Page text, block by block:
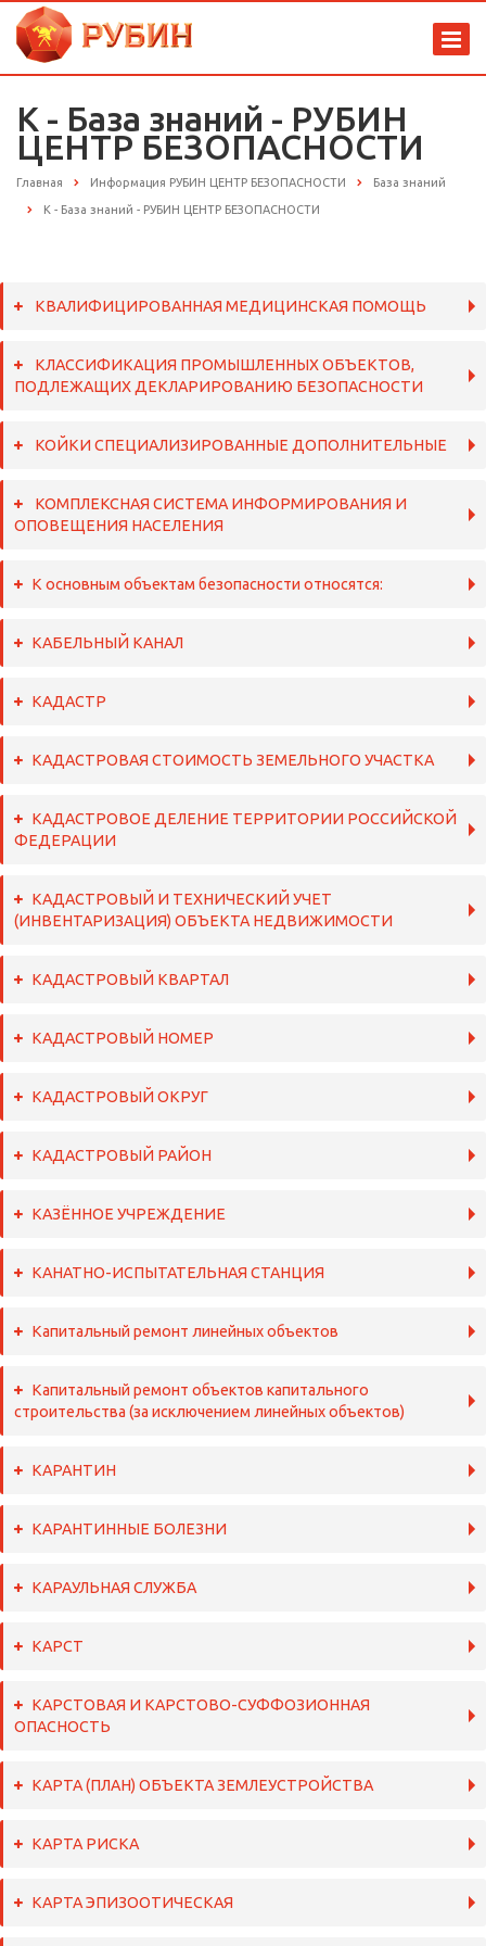
К - База знаний - РУБИН
ЦЕНТР БЕЗОПАСНОСТИ
Главная Информация РУБИН ЦЕНТР БЕЗОПАСНОСТИ База знаний
К - База знаний - РУБИН ЦЕНТР БЕЗОПАСНОСТИ
КВАЛИФИЦИРОВАННАЯ МЕДИЦИНСКАЯ ПОМОЩЬ
КЛАССИФИКАЦИЯ ПРОМЫШЛЕННЫХ ОБЪЕКТОВ,
ПОДЛЕЖАЩИХ ДЕКЛАРИРОВАНИЮ БЕЗОПАСНОСТИ
КОЙКИ СПЕЦИАЛИЗИРОВАННЫЕ ДОПОЛНИТЕЛЬНЫЕ
КОМПЛЕКСНАЯ СИСТЕМА ИНФОРМИРОВАНИЯ И
ОПОВЕЩЕНИЯ НАСЕЛЕНИЯ
К основным объектам безопасности относятся:
КАБЕЛЬНЫЙ КАНАЛ
КАДАСТР
КАДАСТРОВАЯ СТОИМОСТЬ ЗЕМЕЛЬНОГО УЧАСТКА
КАДАСТРОВОЕ ДЕЛЕНИЕ ТЕРРИТОРИИ РОССИЙСКОЙ
ФЕДЕРАЦИИ
КАДАСТРОВЫЙ И ТЕХНИЧЕСКИЙ УЧЕТ
(ИНВЕНТАРИЗАЦИЯ) ОБЪЕКТА НЕДВИЖИМОСТИ
КАДАСТРОВЫЙ КВАРТАЛ
КАДАСТРОВЫЙ НОМЕР
КАДАСТРОВЫЙ ОКРУГ
КАДАСТРОВЫЙ РАЙОН
КАЗЁННОЕ УЧРЕЖДЕНИЕ
КАНАТНО-ИСПЫТАТЕЛЬНАЯ СТАНЦИЯ
Капитальный ремонт линейных объектов
Капитальный ремонт объектов капитального
строительства (за исключением линейных объектов)
КАРАНТИН
КАРАНТИННЫЕ БОЛЕЗНИ
КАРАУЛЬНАЯ СЛУЖБА
КАРСТ
КАРСТОВАЯ И КАРСТОВО-СУФФОЗИОННАЯ
ОПАСНОСТЬ
КАРТА (ПЛАН) ОБЪЕКТА ЗЕМЛЕУСТРОЙСТВА
КАРТА РИСКА
КАРТА ЭПИЗООТИЧЕСКАЯ